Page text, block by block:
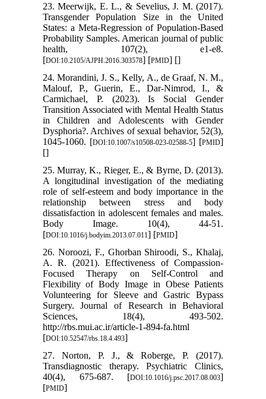
23. Meerwijk, E. L., & Sevelius, J. M. (2017).
Transgender Population Size in the United
States: a Meta-Regression of Population-Based
Probability Samples. American journal of public
health, 107(2), e1-e8.
[DOI:10.2105/AJPH.2016.303578] [PMID] []
24. Morandini, J. S., Kelly, A., de Graaf, N. M.,
Malouf, P., Guerin, E., Dar-Nimrod, I., &
Carmichael, P. (2023). Is Social Gender
Transition Associated with Mental Health Status
in Children and Adolescents with Gender
Dysphoria?. Archives of sexual behavior, 52(3),
1045-1060. [DOI:10.1007/s10508-023-02588-5] [PMID]
[]
25. Murray, K., Rieger, E., & Byrne, D. (2013).
A longitudinal investigation of the mediating
role of self-esteem and body importance in the
relationship between stress and body
dissatisfaction in adolescent females and males.
Body Image. 10(4), 44-51.
[DOI:10.1016/j.bodyim.2013.07.011] [PMID]
26. Noroozi, F., Ghorban Shiroodi, S., Khalaj,
A. R. (2021). Effectiveness of Compassion-
Focused Therapy on Self-Control and
Flexibility of Body Image in Obese Patients
Volunteering for Sleeve and Gastric Bypass
Surgery. Journal of Research in Behavioral
Sciences, 18(4), 493-502.
http://rbs.mui.ac.ir/article-1-894-fa.html
[DOI:10.52547/rbs.18.4.493]
27. Norton, P. J., & Roberge, P. (2017).
Transdiagnostic therapy. Psychiatric Clinics,
40(4), 675-687. [DOI:10.1016/j.psc.2017.08.003]
[PMID]